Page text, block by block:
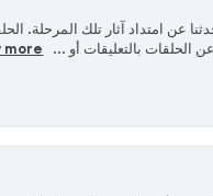
الحلقات بالتعليقات أو ...
more